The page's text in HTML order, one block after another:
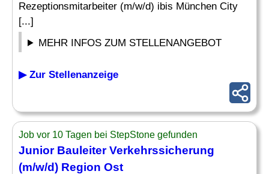
Rezeptionsmitarbeiter (m/w/d) ibis München City
[...]
MEHR INFOS ZUM STELLENANGEBOT
▶ Zur Stellenanzeige
Job vor 10 Tagen bei StepStone gefunden
Junior Bauleiter Verkehrssicherung
(m/w/d) Region Ost